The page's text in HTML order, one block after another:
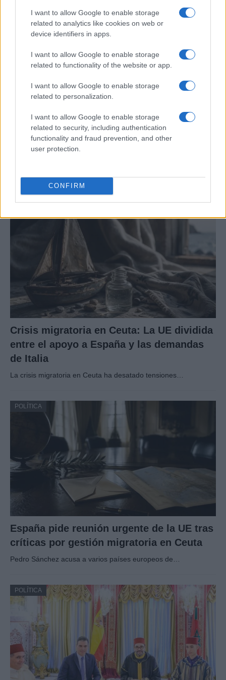
I want to allow Google to enable storage
related to analytics like cookies on web or
device identifiers in apps.
I want to allow Google to enable storage
related to functionality of the website or app.
I want to allow Google to enable storage
related to personalization.
I want to allow Google to enable storage
related to security, including authentication
functionality and fraud prevention, and other
user protection.
CONFIRM
POLÍTICA
Cómo la política exterior de Trump está
transformando las posturas de los
Los influencers del movimiento MAGA están revisando sus…
Crisis migratoria en Ceuta: La UE dividida
entre el apoyo a España y las demandas
de Italia
La crisis migratoria en Ceuta ha desatado tensiones…
POLÍTICA
España pide reunión urgente de la UE tras
críticas por gestión migratoria en Ceuta
Pedro Sánchez acusa a varios países europeos de…
POLÍTICA